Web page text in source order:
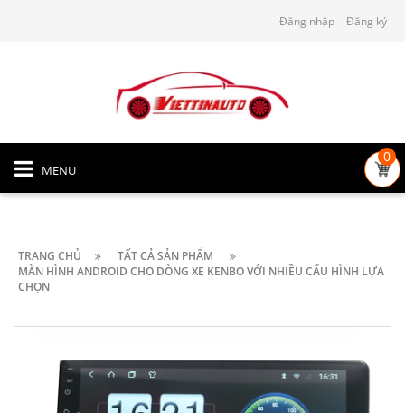
Đăng nhập Đăng ký
MENU
0
TRANG CHỦ
TẤT CẢ SẢN PHẨM
MÀN HÌNH ANDROID CHO DÒNG XE KENBO VỚI NHIỀU CẤU HÌNH LỰA
CHỌN